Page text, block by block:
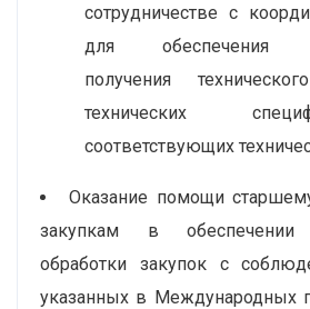
сотрудничестве с
для обеспечения
получения
технических
соответствующих
Оказание помощи
закупкам в обеспечении
обработки закупок с
указанных в Международных